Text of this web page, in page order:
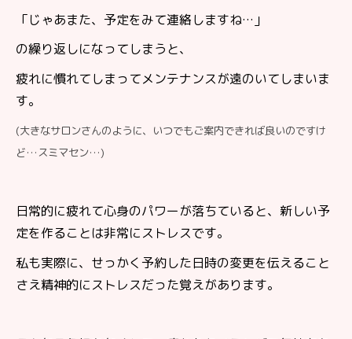
「じゃあまた、予定をみて連絡しますね… 」
の繰り返しになってしまうと、
疲れに慣れてしまってメンテナンスが遠のいてしまいま
す。
(大きなサロンさんのように、いつでもご案内できれば良いのですけ
ど…スミマセン…)
日常的に疲れて心身のパワーが落ちていると、新しい予
定を作ることは非常にストレスです。
私も実際に、せっかく予約した日時の変更を伝えること
さえ精神的にストレスだった覚えがあります。